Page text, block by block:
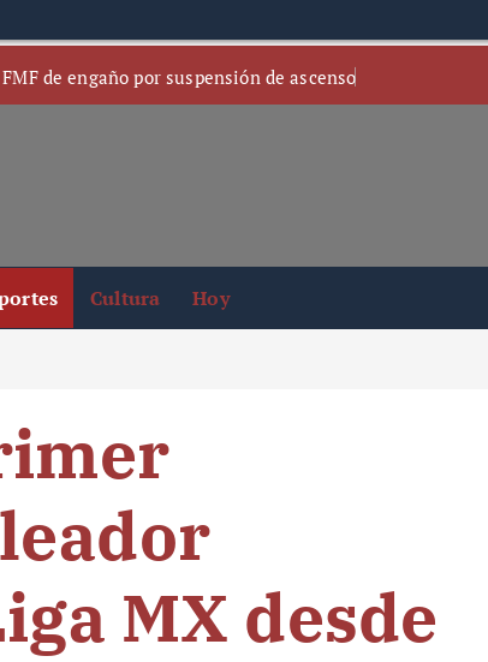
de engaño por suspensión de ascenso
Cultura Hoy
MX desde